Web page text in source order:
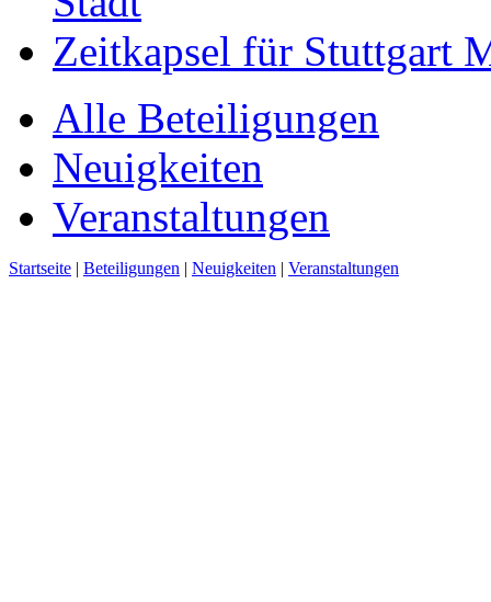
Zeitkapsel für Stuttgart
Alle Beteiligungen
Neuigkeiten
Veranstaltungen
Startseite | Beteiligungen | Neuigkeiten | Veranstaltungen